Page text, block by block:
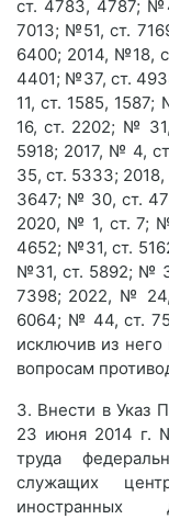
ст. 4783, 4787;
7013; №51, ст.
6400; 2014, №18,
4401; №37, ст.
11, ст. 1585,
16, ст. 2202; №
5918; 2017, № 4,
35, ст. 5333;
3647; № 30, ст.
2020, № 1, ст. 7;
4652; №31, ст.
№31, ст. 5892; №
7398; 2022, №
6064; № 44, ст.
исключив из
вопросам
3. Внести в Указ
23 июня 2014 г.
труда
служащих
иностранных